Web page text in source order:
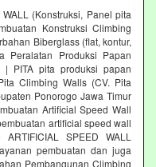
(Konstruksi, Panel pita
Konstruksi Climbing
Biberglass (flat, kontur,
Peralatan Produksi Papan
| PITA pita produksi papan
Climbing Walls (CV. Pita
Ponorogo Jawa Timur
Artificial Speed Wall
artificial speed wall
SPEED WALL
pembuatan dan juga
Pembangunan Climbing